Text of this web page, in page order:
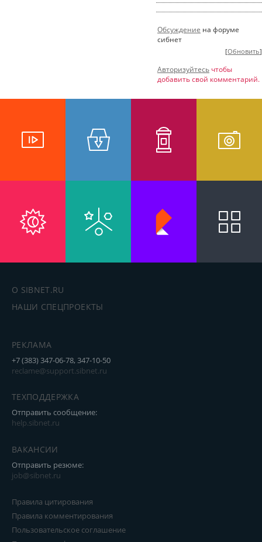
Обсуждение на форуме
сибнет
[Обновить]
Авторизуйтесь чтобы
добавить свой комментарий.
О SIBNET.RU
НАШИ СПЕЦПРОЕКТЫ
РЕКЛАМА
+7 (383) 347-06-78, 347-10-50
reclame@support.sibnet.ru
ТЕХПОДДЕРЖКА
Отправить сообщение:
help.sibnet.ru
ВАКАНСИИ
Отправить резюме:
job@sibnet.ru
Правила цитирования
Правила комментирования
Пользовательское соглашение